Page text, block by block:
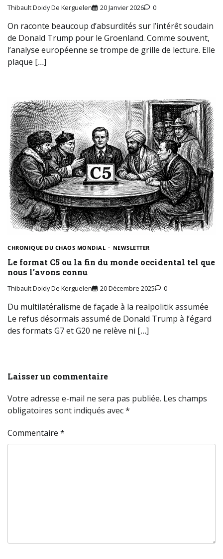
Thibault Doidy De Kerguelen 20 Janvier 2026 0
On raconte beaucoup d’absurdités sur l’intérêt soudain
de Donald Trump pour le Groenland. Comme souvent,
l’analyse européenne se trompe de grille de lecture. Elle
plaque […]
CHRONIQUE DU CHAOS MONDIAL NEWSLETTER
Le format C5 ou la fin du monde occidental tel que
nous l’avons connu
Thibault Doidy De Kerguelen 20 Décembre 2025 0
Du multilatéralisme de façade à la realpolitik assumée
Le refus désormais assumé de Donald Trump à l’égard
des formats G7 et G20 ne relève ni […]
Laisser un commentaire
Votre adresse e-mail ne sera pas publiée. Les champs
obligatoires sont indiqués avec*
Commentaire *